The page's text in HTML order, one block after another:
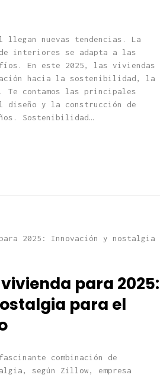
llegan nuevas tendencias. La
interiores se adapta a las
En este 2025, las viviendas
hacia la sostenibilidad, la
contamos las principales
diseño y la construcción de
Sostenibilidad…
para 2025:
para el
combinación de
según Zillow, empresa